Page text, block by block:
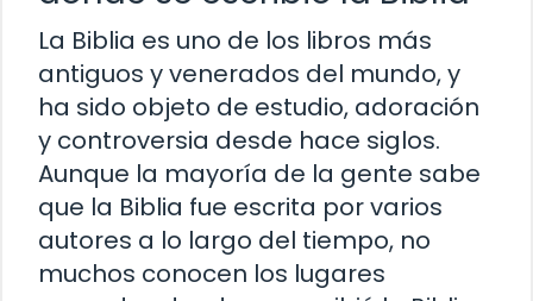
La Biblia es uno de los libros más
antiguos y venerados del mundo, y
ha sido objeto de estudio, adoración
y controversia desde hace siglos.
Aunque la mayoría de la gente sabe
que la Biblia fue escrita por varios
autores a lo largo del tiempo, no
muchos conocen los lugares